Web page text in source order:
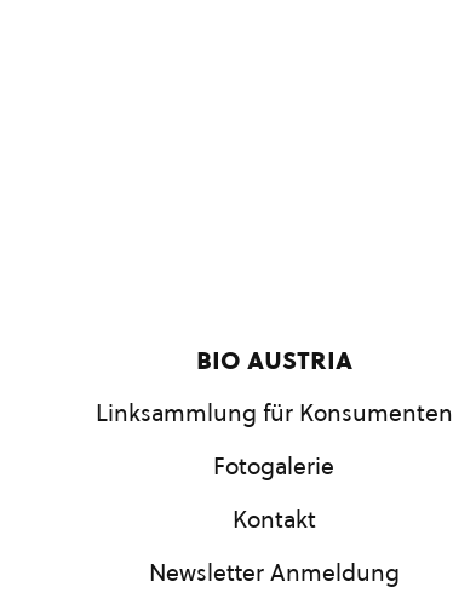
bio austria
Linksammlung für Konsumenten
Fotogalerie
Kontakt
Newsletter Anmeldung